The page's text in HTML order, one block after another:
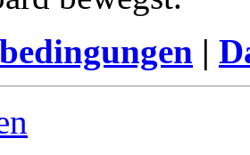
|